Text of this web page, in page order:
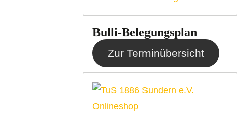
Bulli-Belegungsplan
Zur Terminübersicht